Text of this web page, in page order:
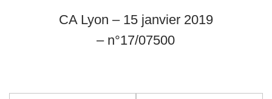
CA Lyon – 15 janvier 2019
– n°17/07500